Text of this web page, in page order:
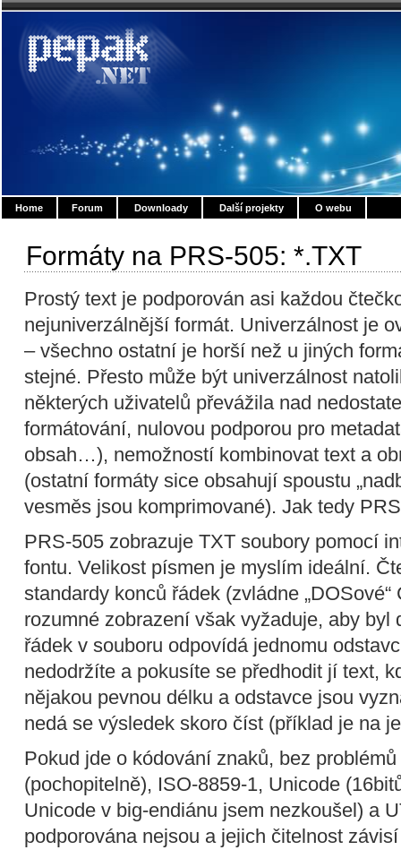
Home Forum Downloady Další projekty O webu
Formáty na PRS-505: *.TXT
Prostý text je podporován asi každou
nejuniverzálnější formát. Univerzálnost je
– všechno ostatní je horší než u jiných
stejné. Přesto může být univerzálnost
některých uživatelů převážila nad
formátování, nulovou podporou pro
obsah…), nemožností kombinovat text a
(ostatní formáty sice obsahují spoustu
vesměs jsou komprimované). Jak tedy
PRS-505 zobrazuje TXT soubory pomocí
fontu. Velikost písmen je myslím ideální.
standardy konců řádek (zvládne „DOSové“
rozumné zobrazení však vyžaduje, aby byl
řádek v souboru odpovídá jednomu
nedodržíte a pokusíte se předhodit jí text,
nějakou pevnou délku a odstavce jsou
nedá se výsledek skoro číst (příklad je na
Pokud jde o kódování znaků, bez
(pochopitelně), ISO-8859-1, Unicode
Unicode v big-endiánu jsem nezkoušel) a
podporována nejsou a jejich čitelnost